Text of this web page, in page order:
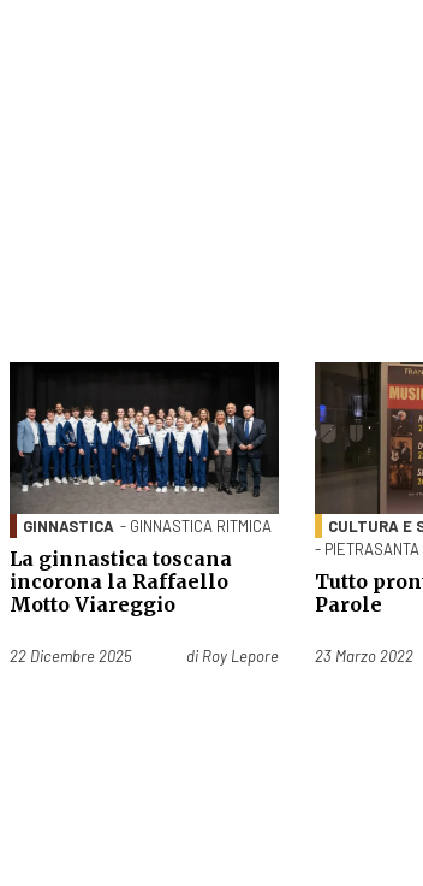
GINNASTICA - GINNASTICA RITMICA
La ginnastica toscana
incorona la Raffaello
Motto Viareggio
Pubblicato il
22 Dicembre 2025 di Roy Lepore
CULTURA E
- PIETRASANTA
Tutto
Parole
Pubblicato il
23 Marzo 2022